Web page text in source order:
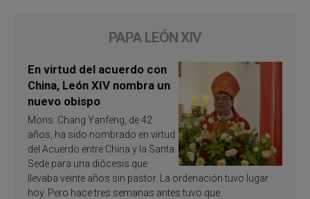
PAPA LEÓN XIV
En virtud del acuerdo con
China, León XIV nombra un
nuevo obispo
Mons. Chang Yanfeng, de 42
años, ha sido nombrado en virtud
del Acuerdo entre China y la Santa
Sede para una diócesis que
llevaba veinte años sin pastor. La ordenación tuvo lugar
hoy. Pero hace tres semanas antes tuvo que